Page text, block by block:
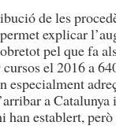
de les
explicar
pel que fa
cursos el 2016 a
especialment
a
han establert,